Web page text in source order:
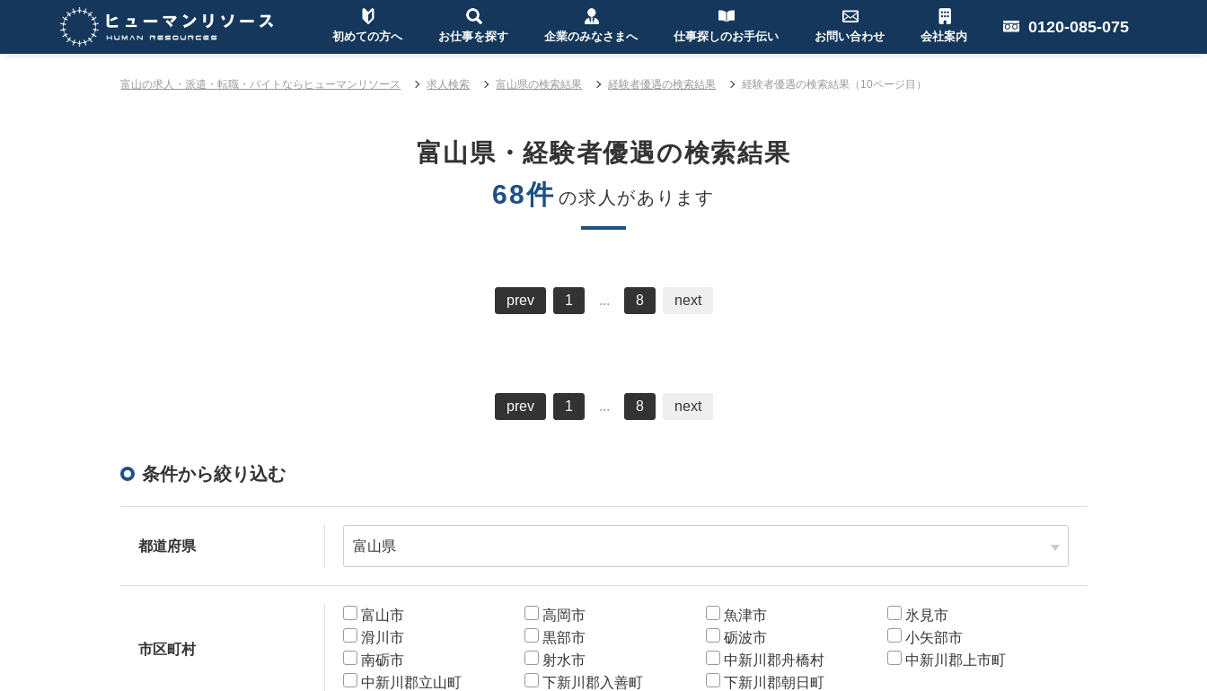
初めての方へ お仕事を探す 企業のみなさまへ 仕事探しのお手伝い お問い合わせ 会社案内
0120-085-075
富山の求人・派遣・転職・バイトならヒューマンリソース 求人検索 富山県の検索結果 経験者優遇の検索結果 経験者優遇の検索結果（10ページ目）
富山県・経験者優遇の検索結果
68件 の求人があります
prev 1 ... 8 next
prev 1 ... 8 next
条件から絞り込む
都道府県
市区町村
富山市 高岡市 魚津市
氷見市
滑川市
黒部市 砺波市
小矢部市
南砺市
射水市 中新川郡舟橋村
中新川郡上市町
中新川郡立山町
下新川郡入善町 下新川郡朝日町